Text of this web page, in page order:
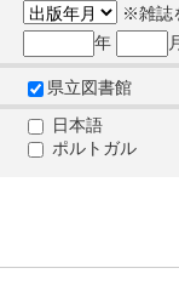
※雑誌
年
県立図書館
日本語
ポルトガル